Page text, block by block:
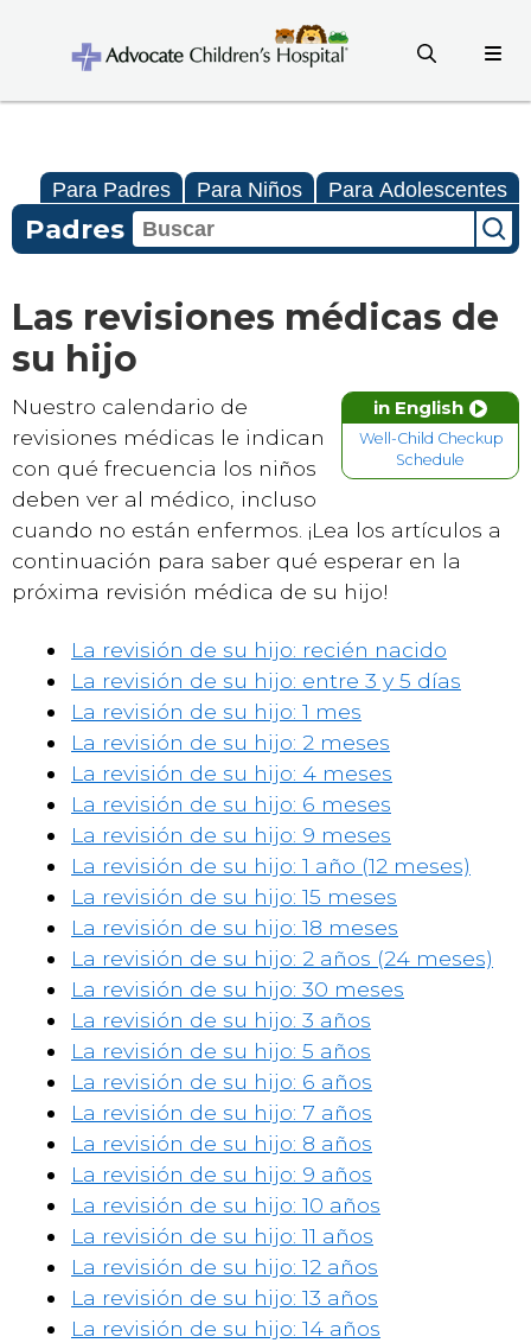
Para Padres Para Niños Para Adolescentes
Padres
Las revisiones médicas de
su hijo
in English
Well-Child Checkup
Schedule
Nuestro calendario de
revisiones médicas le indican
con qué frecuencia los niños
deben ver al médico, incluso
cuando no están enfermos. ¡Lea los artículos a
continuación para saber qué esperar en la
próxima revisión médica de su hijo!
La revisión de su hijo: recién nacido
La revisión de su hijo: entre 3 y 5 días
La revisión de su hijo: 1 mes
La revisión de su hijo: 2 meses
La revisión de su hijo: 4 meses
La revisión de su hijo: 6 meses
La revisión de su hijo: 9 meses
La revisión de su hijo: 1 año (12 meses)
La revisión de su hijo: 15 meses
La revisión de su hijo: 18 meses
La revisión de su hijo: 2 años (24 meses)
La revisión de su hijo: 30 meses
La revisión de su hijo: 3 años
La revisión de su hijo: 5 años
La revisión de su hijo: 6 años
La revisión de su hijo: 7 años
La revisión de su hijo: 8 años
La revisión de su hijo: 9 años
La revisión de su hijo: 10 años
La revisión de su hijo: 11 años
La revisión de su hijo: 12 años
La revisión de su hijo: 13 años
La revisión de su hijo: 14 años